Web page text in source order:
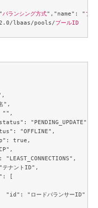
バランシング方式","name": " プー
lbaas/pools/プールID